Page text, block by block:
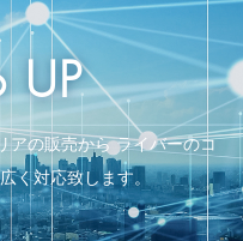
UP
アの販売からライバーのコ
く対応致します。